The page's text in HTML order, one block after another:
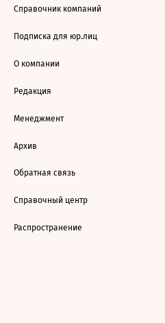
Справочник компаний
Подписка для юр.лиц
О компании
Редакция
Менеджмент
Архив
Обратная связь
Справочный центр
Распространение